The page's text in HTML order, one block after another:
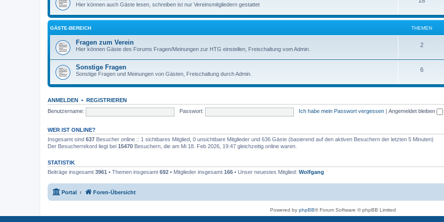
Hier können auch Gäste lesen, schreiben ist nur Vereinsmitgliedern gestattet
GÄSTE-BEREICH THEMEN
Fragen zum Verein
Hier können Gäste des Forums Fragen/Meinungen zur HTG einstellen, Freischaltung vom Admin.
2
Sonstige Fragen
Sonstige Fragen und Meinungen von Gästen, Freischaltung durch Admin.
6
ANMELDEN • REGISTRIEREN
Benutzername:
Passwort: Ich habe mein Passwort vergessen Angemeldet bleiben
WER IST ONLINE?
Insgesamt sind 637 Besucher online :: 1 sichtbares Mitglied, 0 unsichtbare Mitglieder und 636 Gäste (basierend auf den aktiven Besuchern der letzten 5 Minuten)
Der Besucherrekord liegt bei 15470 Besuchern, die am Mi 18. Feb 2026, 19:47 gleichzeitig online waren.
STATISTIK
Beiträge insgesamt 3961 • Themen insgesamt 692 • Mitglieder insgesamt 166 • Unser neuestes Mitglied: Wolfgang
Portal Foren-Übersicht
Powered by phpBB® Forum Software © phpBB Limited